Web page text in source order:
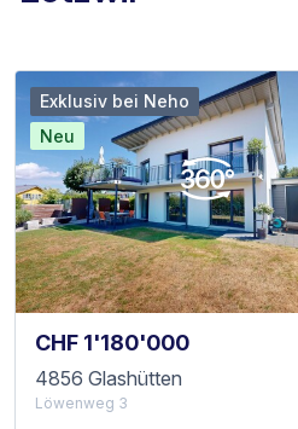
CHF 1'180'000
4856 Glashütten
Löwenweg 3
Exklusiv bei Neho
Neu